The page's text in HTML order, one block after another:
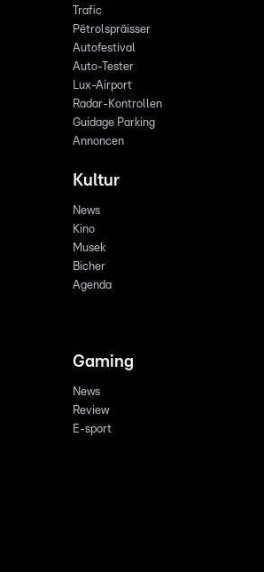
Trafic
Pëtrolspräisser
Autofestival
Auto-Tester
Lux-Airport
Radar-Kontrollen
Guidage Parking
Annoncen
Kultur
News
Kino
Musek
Bicher
Agenda
Gaming
News
Review
E-sport